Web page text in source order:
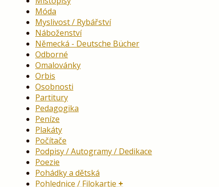
Móda
Myslivost / Rybářství
Náboženství
Německá - Deutsche Bücher
Odborné
Omalovánky
Orbis
Osobnosti
Partitury
Pedagogika
Peníze
Plakáty
Počítače
Podpisy / Autogramy / Dedikace
Poezie
Pohádky a dětská
Pohlednice / Filokartie